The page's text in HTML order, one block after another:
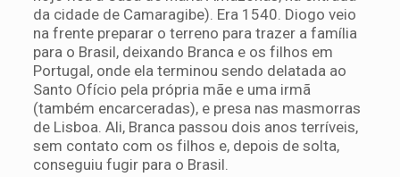
da cidade de Camaragibe). Era 1540. Diogo veio
na frente preparar o terreno para trazer a família
para o Brasil, deixando Branca e os filhos em
Portugal, onde ela terminou sendo delatada ao
Santo Ofício pela própria mãe e uma irmã
(também encarceradas), e presa nas masmorras
de Lisboa. Ali, Branca passou dois anos terríveis,
sem contato com os filhos e, depois de solta,
conseguiu fugir para o Brasil.